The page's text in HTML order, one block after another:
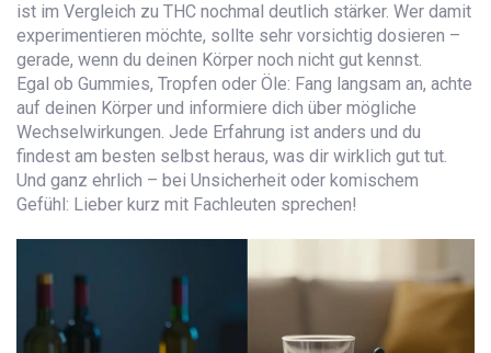
ist im Vergleich zu THC nochmal deutlich stärker. Wer damit
experimentieren möchte, sollte sehr vorsichtig dosieren –
gerade, wenn du deinen Körper noch nicht gut kennst.
Egal ob Gummies, Tropfen oder Öle: Fang langsam an, achte
auf deinen Körper und informiere dich über mögliche
Wechselwirkungen. Jede Erfahrung ist anders und du
findest am besten selbst heraus, was dir wirklich gut tut.
Und ganz ehrlich – bei Unsicherheit oder komischem
Gefühl: Lieber kurz mit Fachleuten sprechen!